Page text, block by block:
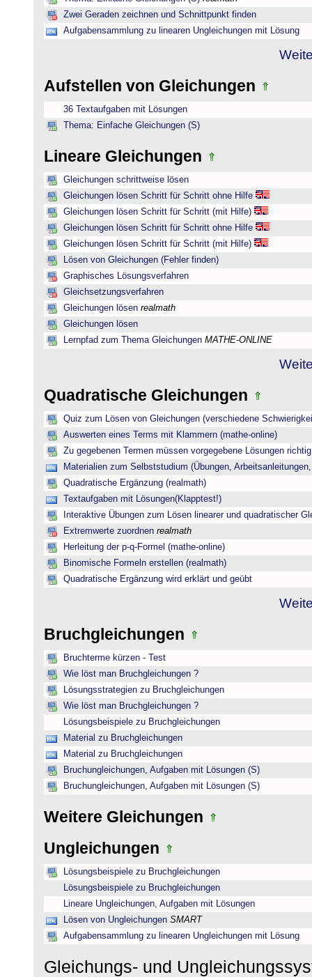
Zwei Geraden zeichnen und Schnittpunkt finden
Aufgabensammlung zu linearen Ungleichungen mit Lösung
Aufstellen von Gleichungen
36 Textaufgaben mit Lösungen
Thema: Einfache Gleichungen (S)
Lineare Gleichungen
Gleichungen schrittweise lösen
Gleichungen lösen Schritt für Schritt ohne Hilfe
Gleichungen lösen Schritt für Schritt (mit Hilfe)
Gleichungen lösen Schritt für Schritt ohne Hilfe
Gleichungen lösen Schritt für Schritt (mit Hilfe)
Lösen von Gleichungen (Fehler finden)
Graphisches Lösungsverfahren
Gleichsetzungsverfahren
Gleichungen lösen realmath
Gleichungen lösen
Lernpfad zum Thema Gleichungen MATHE-ONLINE
Quadratische Gleichungen
Quiz zum Lösen von Gleichungen (verschiedene
Auswerten eines Terms mit Klammern (mathe-online)
Zu gegebenen Termen müssen vorgegebene Lösungen
Materialien zum Selbststudium (Übungen,
Quadratische Ergänzung (realmath)
Textaufgaben mit Lösungen(Klapptest!)
Interaktive Übungen zum Lösen linearer und quadratischer
Extremwerte zuordnen realmath
Herleitung der p-q-Formel (mathe-online)
Binomische Formeln erstellen (realmath)
Quadratische Ergänzung wird erklärt und geübt
Bruchgleichungen
Bruchterme kürzen - Test
Wie löst man Bruchgleichungen ?
Lösungsstrategien zu Bruchgleichungen
Wie löst man Bruchgleichungen ?
Lösungsbeispiele zu Bruchgleichungen
Material zu Bruchgleichungen
Material zu Bruchgleichungen
Bruchungleichungen, Aufgaben mit Lösungen (S)
Bruchungleichungen, Aufgaben mit Lösungen (S)
Weitere Gleichungen
Ungleichungen
Lösungsbeispiele zu Bruchgleichungen
Lösungsbeispiele zu Bruchgleichungen
Lineare Ungleichungen, Aufgaben mit Lösungen
Lösen von Ungleichungen SMART
Aufgabensammlung zu linearen Ungleichungen mit Lösung
Gleichungs- und